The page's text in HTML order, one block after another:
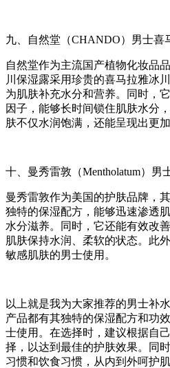
九、自然堂（CHANDO）男士喜
自然堂作为主流国产植物化妆品
川保湿露采用珍贵的喜马拉雅冰
为肌肤补充水分和营养。同时，
因子，能够长时间锁住肌肤水分
肤不仅水润饱满，还能呈现出更加
十、曼秀雷敦（Mentholatum）男
曼秀雷敦作为美国的护肤品牌，
独特的保湿配方，能够迅速渗透
水分滋养。同时，它还能有效改
肌肤保持水润、柔软的状态。此
敏感肌肤的男士使用。
以上就是我为大家推荐的男士补
产品都有其独特的保湿配方和功
士使用。在选择时，建议根据自
择，以达到最佳的护肤效果。同
习惯和饮食习惯，从内到外呵护